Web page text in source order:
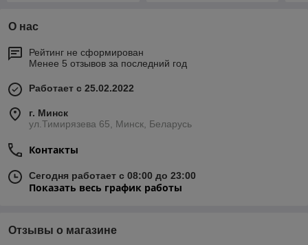
О нас
Рейтинг не сформирован
Менее 5 отзывов за последний год
Работает с 25.02.2022
г. Минск
ул.Тимирязева 65, Минск, Беларусь
Контакты
Сегодня работает с 08:00 до 23:00
Показать весь график работы
Отзывы о магазине